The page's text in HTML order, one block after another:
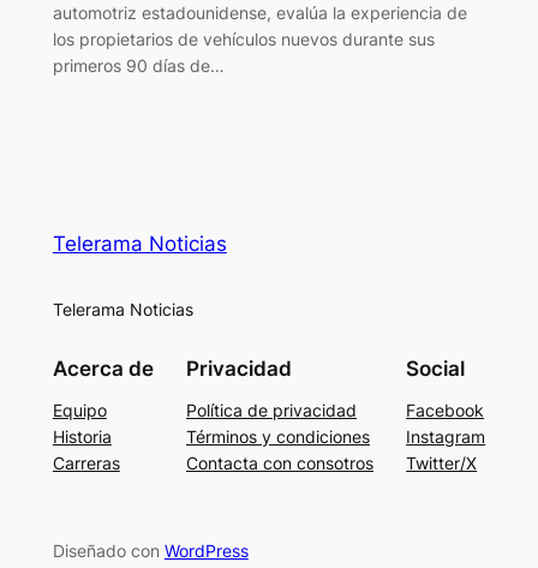
automotriz estadounidense, evalúa la experiencia de
los propietarios de vehículos nuevos durante sus
primeros 90 días de…
Telerama Noticias
Telerama Noticias
Acerca de
Equipo
Historia
Carreras
Privacidad
Política de privacidad
Términos y condiciones
Contacta con consotros
Social
Facebook
Instagram
Twitter/X
Diseñado con WordPress